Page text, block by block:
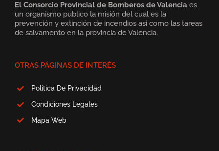
El Consorcio Provincial de Bomberos de Valencia es
un organismo publico la misión del cual es la
prevención y extinción de incendios asi como las tareas
de salvamento en la provincia de Valencia.
OTRAS PÁGINAS DE INTERÉS
Política De Privacidad
Condiciones Legales
Mapa Web